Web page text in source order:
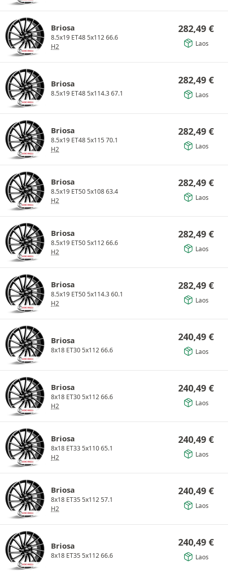
Briosa
8.5x19 ET48 5x112 66.6
H2
282,49 €
Laos
Briosa
8.5x19 ET48 5x114.3 67.1
282,49 €
Laos
Briosa
8.5x19 ET48 5x115 70.1
H2
282,49 €
Laos
Briosa
8.5x19 ET50 5x108 63.4
H2
282,49 €
Laos
Briosa
8.5x19 ET50 5x112 66.6
H2
282,49 €
Laos
Briosa
8.5x19 ET50 5x114.3 60.1
H2
282,49 €
Laos
Briosa
8x18 ET30 5x112 66.6
240,49 €
Laos
Briosa
8x18 ET30 5x112 66.6
H2
240,49 €
Laos
Briosa
8x18 ET33 5x110 65.1
H2
240,49 €
Laos
Briosa
8x18 ET35 5x112 57.1
H2
240,49 €
Laos
Briosa
8x18 ET35 5x112 66.6
240,49 €
Laos